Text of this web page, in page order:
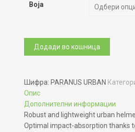
Boja
PARANUS
Додади во кошница
Шифра: PARANUS URBAN
Опис
Дополнителни информации
Robust and lightweight urban
Optimal impact-absorption thanks